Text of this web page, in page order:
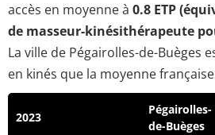
accès en moyenne à 0.8 ETP
de masseur-kinésithérapeute
La ville de Pégairolles-de-Buèges
en kinés que la moyenne
2023
Pégairolles-
de-Buèges